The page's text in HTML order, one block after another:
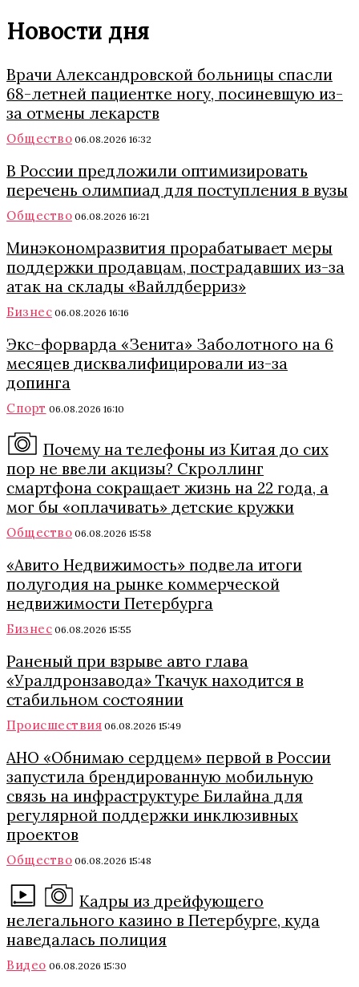
Новости дня
Врачи Александровской больницы спасли
68-летней пациентке ногу, посиневшую из-
за отмены лекарств
Общество 06.08.2026 16:32
В России предложили оптимизировать
перечень олимпиад для поступления в вузы
Общество 06.08.2026 16:21
Минэкономразвития прорабатывает меры
поддержки продавцам, пострадавших из-за
атак на склады «Вайлдберриз»
Бизнес 06.08.2026 16:16
Экс-форварда «Зенита» Заболотного на 6
месяцев дисквалифицировали из-за
допинга
Спорт 06.08.2026 16:10
Почему на телефоны из Китая до сих
пор не ввели акцизы? Скроллинг
смартфона сокращает жизнь на 22 года, а
мог бы «оплачивать» детские кружки
Общество 06.08.2026 15:58
«Авито Недвижимость» подвела итоги
полугодия на рынке коммерческой
недвижимости Петербурга
Бизнес 06.08.2026 15:55
Раненый при взрыве авто глава
«Уралдронзавода» Ткачук находится в
стабильном состоянии
Происшествия 06.08.2026 15:49
АНО «Обнимаю сердцем» первой в России
запустила брендированную мобильную
связь на инфраструктуре Билайна для
регулярной поддержки инклюзивных
проектов
Общество 06.08.2026 15:48
Кадры из дрейфующего
нелегального казино в Петербурге, куда
наведалась полиция
Видео 06.08.2026 15:30